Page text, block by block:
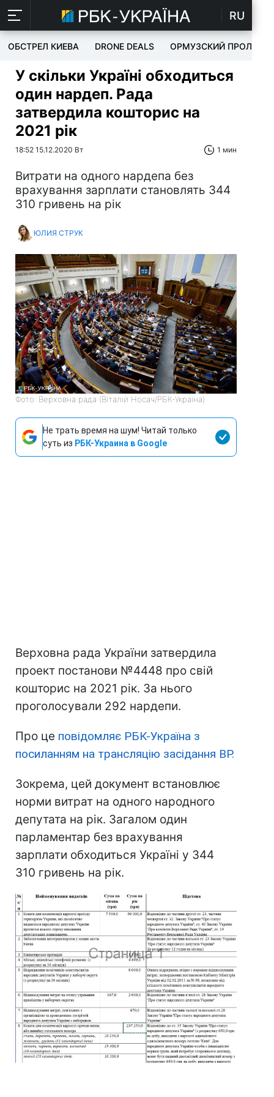
RU
ОБСТРЕЛ КИЕВА DRONE DEALS ОРМУЗСКИЙ ПРОЛИВ
У скільки Україні обходиться
один нардеп. Рада
затвердила кошторис на
2021 рік
18:52 15.12.2020 Вт 1 мин
Витрати на одного нардепа без
врахування зарплати становлять 344
310 гривень на рік
ЮЛИЯ СТРУК
Фото: Верховна рада (Віталій Носач/РБК-Україна)
Не трать время на шум! Читай только
суть из РБК-Украина в Google
Верховна рада України затвердила
проект постанови №4448 про свій
кошторис на 2021 рік. За нього
проголосували 292 нардепи.
Про це повідомляє РБК-Україна з
посиланням на трансляцію засідання ВР.
Зокрема, цей документ встановлює
норми витрат на одного народного
депутата на рік. Загалом один
парламентар без врахування
зарплати обходиться Україні у 344
310 гривень на рік.